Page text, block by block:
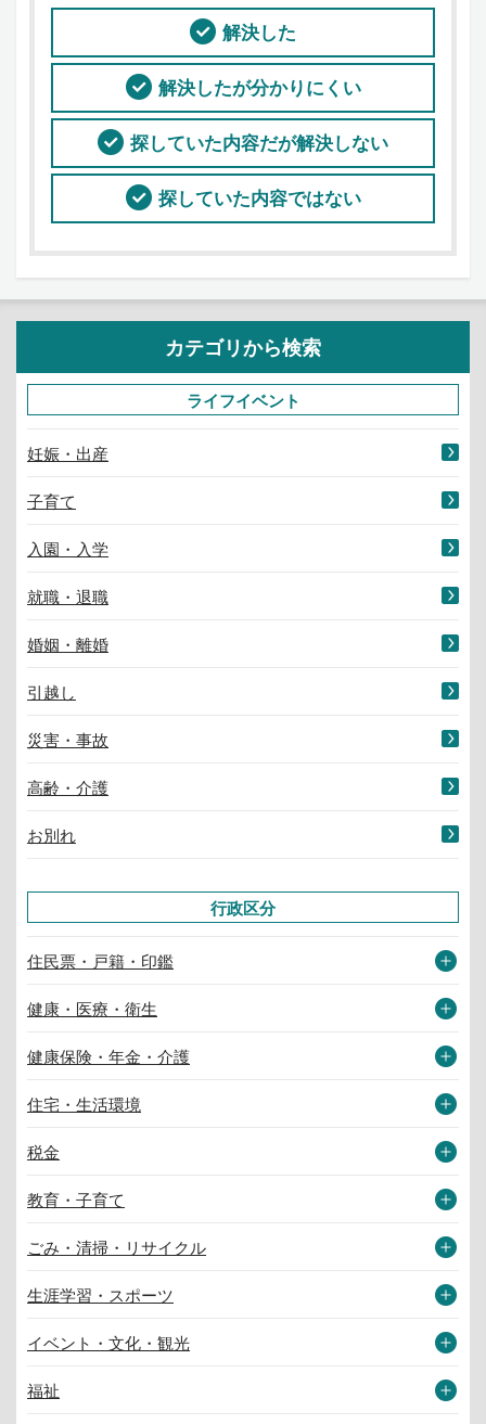
解決した
解決したが分かりにくい
探していた内容だが解決しない
探していた内容ではない
カテゴリから検索
ライフイベント
妊娠・出産
子育て
入園・入学
就職・退職
婚姻・離婚
引越し
災害・事故
高齢・介護
お別れ
行政区分
住民票・戸籍・印鑑
健康・医療・衛生
健康保険・年金・介護
住宅・生活環境
税金
教育・子育て
ごみ・清掃・リサイクル
生涯学習・スポーツ
イベント・文化・観光
福祉